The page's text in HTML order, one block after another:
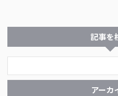
記事を
アーカ